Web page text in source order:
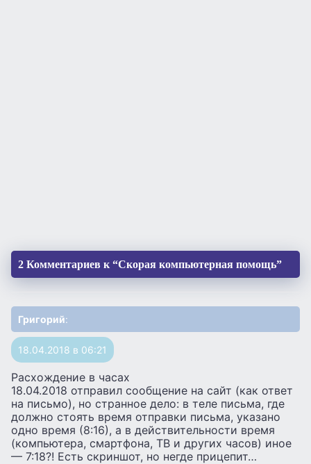
2 Комментариев к “Скорая компьютерная помощь”
Григорий:
18.04.2018 в 06:21
Расхождение в часах
18.04.2018 отправил сообщение на сайт (как ответ
на письмо), но странное дело: в теле письма, где
должно стоять время отправки письма, указано
одно время (8:16), а в действительности время
(компьютера, смартфона, ТВ и других часов) иное
— 7:18?! Есть скриншот, но негде прицепит…